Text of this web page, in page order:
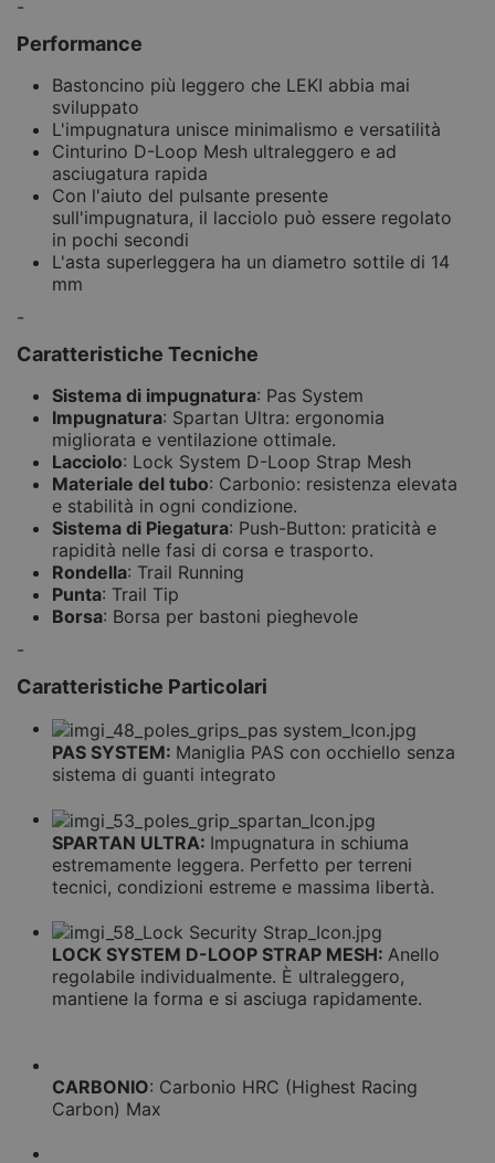
-
Performance
Bastoncino più leggero che LEKI abbia mai
sviluppato
L'impugnatura unisce minimalismo e versatilità
Cinturino D-Loop Mesh ultraleggero e ad
asciugatura rapida
Con l'aiuto del pulsante presente
sull'impugnatura, il lacciolo può essere regolato
in pochi secondi
L'asta superleggera ha un diametro sottile di 14
mm
-
Caratteristiche Tecniche
Sistema di impugnatura: Pas System
Impugnatura: Spartan Ultra: ergonomia
migliorata e ventilazione ottimale.
Lacciolo: Lock System D-Loop Strap Mesh
Materiale del tubo: Carbonio: resistenza elevata
e stabilità in ogni condizione.
Sistema di Piegatura: Push-Button: praticità e
rapidità nelle fasi di corsa e trasporto.
Rondella: Trail Running
Punta: Trail Tip
Borsa: Borsa per bastoni pieghevole
-
Caratteristiche Particolari
PAS SYSTEM: Maniglia PAS con occhiello senza
sistema di guanti integrato
SPARTAN ULTRA: Impugnatura in schiuma
estremamente leggera. Perfetto per terreni
tecnici, condizioni estreme e massima libertà.
LOCK SYSTEM D-LOOP STRAP MESH: Anello
regolabile individualmente. È ultraleggero,
mantiene la forma e si asciuga rapidamente.
CARBONIO: Carbonio HRC (Highest Racing
Carbon) Max